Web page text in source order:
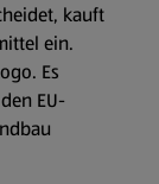
kauft
ein.
Es
EU-